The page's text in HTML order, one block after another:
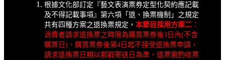
根據文化部訂定『藝文表演票券定型化契約應記載
及不得記載事項』第六項「退、換票機制」之規定
共有四種方案之退換票規定， 本節目採用方案二 ：
消費者請求退換票之時限為購買票券後3日內(不含
購票日)，購買票券後第4日起不接受退換票申請，
請求退換票日期以郵戳寄送日為準，退票需酌收票